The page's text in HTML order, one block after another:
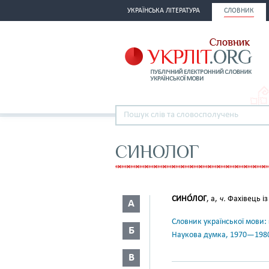
УКРАЇНСЬКА ЛІТЕРАТУРА СЛОВНИК
СИНОЛОГ
А
Б
В
СИНО́ЛОГ, а, ч. Фахівець
Словник української
Наукова думка,